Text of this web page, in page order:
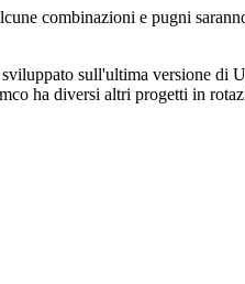
combinazioni e pugni
sull'ultima versione
ha diversi altri progetti in